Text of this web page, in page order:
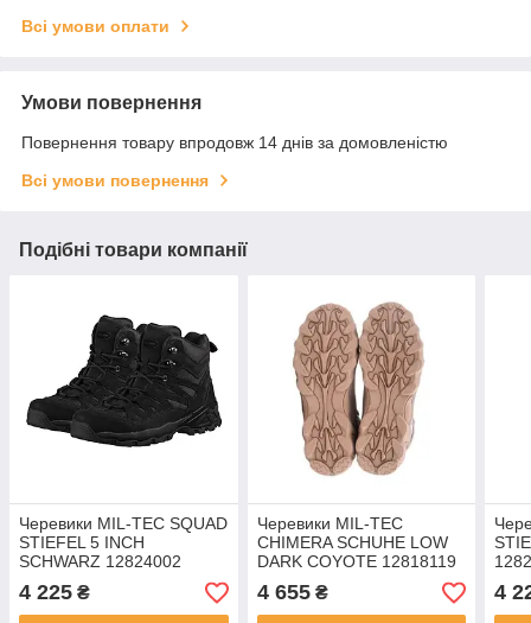
Всі умови оплати
Умови повернення
Повернення товару впродовж 14 днів за домовленістю
Всі умови повернення
Подібні товари компанії
Черевики MIL-TEC SQUAD
STIEFEL 5 INCH
SCHWARZ 12824002
4 225 ₴
Черевики MIL-TEC
CHIMERA SCHUHE LOW
DARK COYOTE 12818119
4 655₴ 4